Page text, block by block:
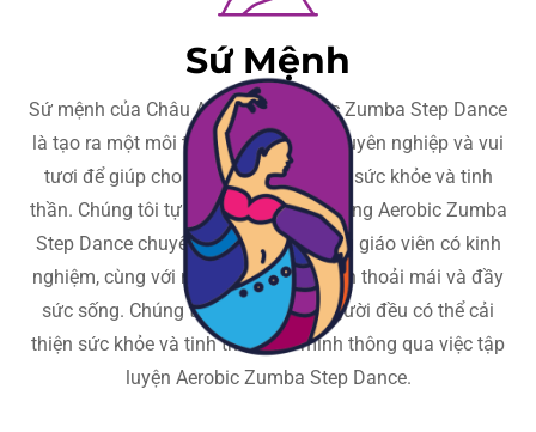
Sứ Mệnh
Sứ mệnh của Châu Anh Club Aerobic Zumba Step Dance
là tạo ra một môi trường tập luyện chuyên nghiệp và vui
tươi để giúp cho mọi người cải thiện sức khỏe và tinh
thần. Chúng tôi tự hào là một cộng đồng Aerobic Zumba
Step Dance chuyên nghiệp, với những giáo viên có kinh
nghiệm, cùng với môi trường tập luyện thoải mái và đầy
sức sống. Chúng tôi tin rằng mỗi người đều có thể cải
thiện sức khỏe và tinh thần của mình thông qua việc tập
luyện Aerobic Zumba Step Dance.